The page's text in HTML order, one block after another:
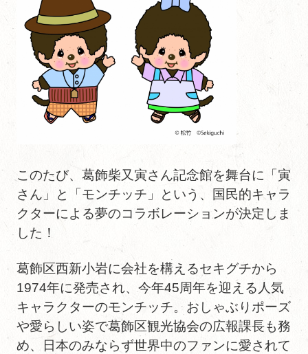
このたび、葛飾柴又寅さん記念館を舞台に「寅
さん」と「モンチッチ」という、国民的キャラ
クターによる夢のコラボレーションが決定しま
した！
葛飾区西新小岩に会社を構えるセキグチから
1974年に発売され、今年45周年を迎える人気
キャラクターのモンチッチ。おしゃぶりポーズ
や愛らしい姿で葛飾区観光協会の広報課長も務
め、日本のみならず世界中のファンに愛されて